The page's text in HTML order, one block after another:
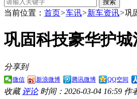
当前位置： 首页>车讯>新车资讯>巩
巩固科技豪华护
分享到
微信 新浪微博 腾讯微博 QQ空间
收藏 评论 时间：2026-03-04 16:59 作